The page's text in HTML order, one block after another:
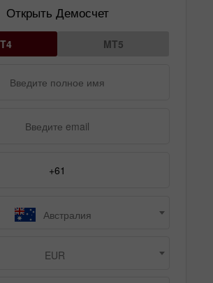
Открыть Демосчет
MT5
Австралия
EUR